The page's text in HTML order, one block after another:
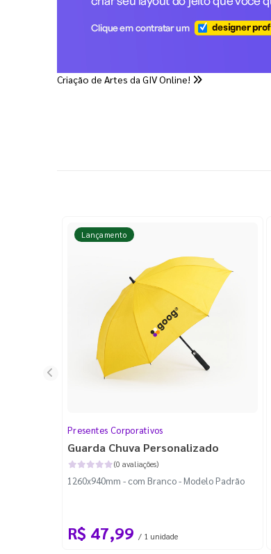
Criação de Artes da GIV Online!
Lançamento
Presentes Corporativos
Guarda Chuva Personalizado
(0 avaliações)
1260x940mm - com Branco - Modelo Padrão
R$ 47,99 / 1 unidade